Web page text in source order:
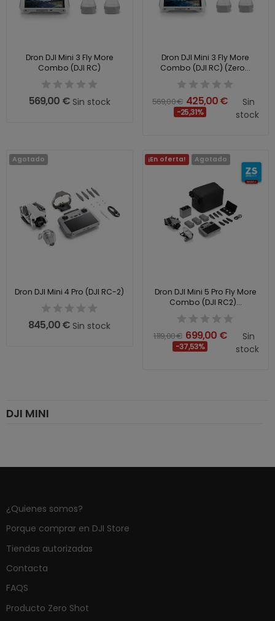
DJI MINI
Dron DJI Mini 3 Fly More
Combo (DJI RC)
569,00 €Sin stock
Dron DJI Mini 3 Fly More
Combo (DJI RC) (Zero...
569,00 € 425,00 €
-25,31%
Sin
stock
Agotado
Dron DJI Mini 4 Pro (DJI RC-2)
845,00 € Sin stock
¡En oferta! Agotado
Dron DJI Mini 5 Pro Fly More
Combo (DJI RC2)...
1.119,00 € 699,00 €
-37,53%
Sin
stock
¿Quienes somos?
Porque comprar en DJI Store
Tiendas autorizadas
Contacta
FAQS
Producto Zero Shot